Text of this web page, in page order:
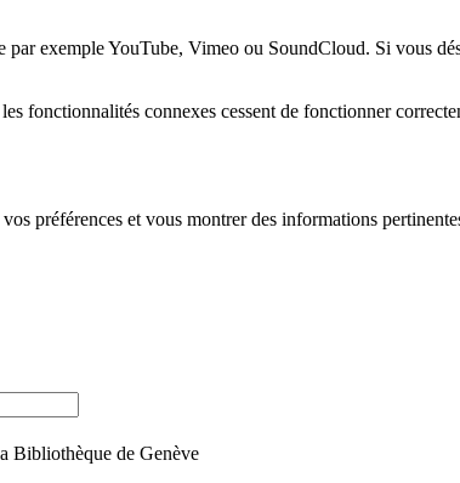
exemple YouTube, Vimeo ou SoundCloud. Si vous
fonctionnalités connexes cessent de fonctionner
préférences et vous montrer des informations
Bibliothèque de Genève